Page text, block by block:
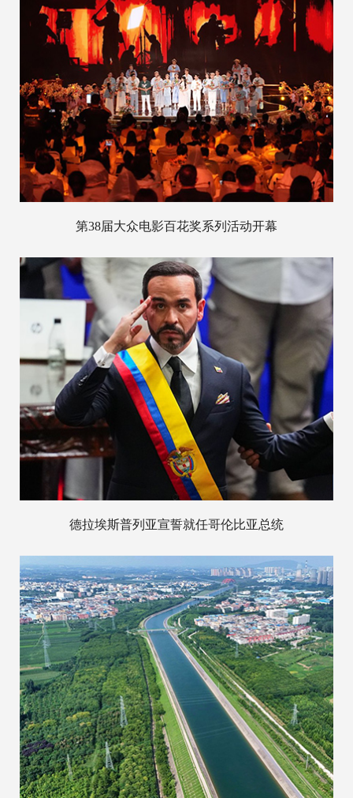
第38届大众电影百花奖系列活动开幕
德拉埃斯普列亚宣誓就任哥伦比亚总统